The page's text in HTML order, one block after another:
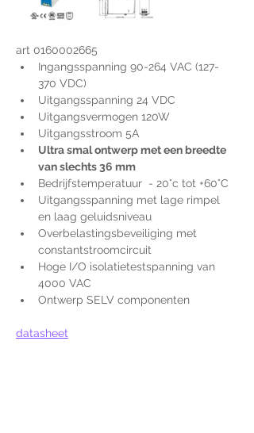
art 0160002665
Ingangsspanning 90-264 VAC (127-
370 VDC)
Uitgangsspanning 24 VDC
Uitgangsvermogen 120W
Uitgangsstroom 5A
Ultra smal ontwerp met een breedte
van slechts 36 mm
Bedrijfstemperatuur  - 20°c tot +60°C
Uitgangsspanning met lage rimpel
en laag geluidsniveau
Overbelastingsbeveiliging met
constantstroomcircuit
Hoge I/O isolatietestspanning van
4000 VAC
Ontwerp SELV componenten
datasheet